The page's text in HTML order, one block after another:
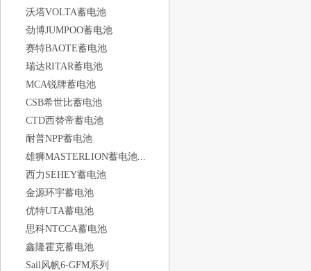
沃塔VOLTA蓄电池
劲博JUMPOO蓄电池
赛特BAOTE蓄电池
瑞达RITAR蓄电池
MCA锐牌蓄电池
CSB希世比蓄电池
CTD西替帝蓄电池
耐普NPP蓄电池
雄狮MASTERLION蓄电池...
西力SEHEY蓄电池
金源环宇蓄电池
优特UTA蓄电池
思科NTCCA蓄电池
鑫隆霍克蓄电池
Sail风帆6-GFM系列